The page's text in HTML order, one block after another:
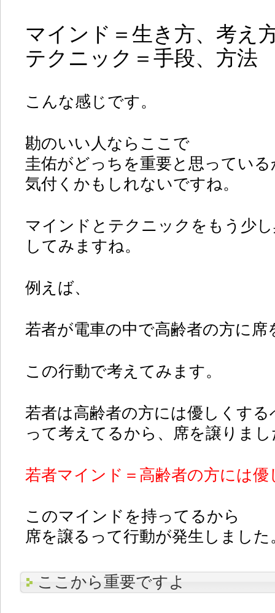
マインド＝生き方、考え
テクニック＝手段、方法
こんな感じです。
勘のいい人ならここで
圭佑がどっちを重要と思っている
気付くかもしれないですね。
マインドとテクニックをもう少
してみますね。
例えば、
若者が電車の中で高齢者の方に席
この行動で考えてみます。
若者は高齢者の方には優しくする
って考えてるから、席を譲りまし
若者マインド＝高齢者の方には
このマインドを持ってるから
席を譲るって行動が発生しました
ここから重要ですよ